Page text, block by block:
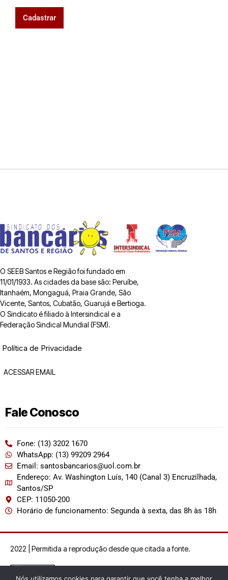
Cadastrar
O SEEB Santos e Região foi fundado em
11/01/1933. As cidades da base são: Peruíbe,
Itanhaém, Mongaguá, Praia Grande, São
Vicente, Santos, Cubatão, Guarujá e Bertioga.
O Sindicato é filiado à Intersindical e a
Federação Sindical Mundial (FSM).
Política de Privacidade
ACESSAR EMAIL
Fale Conosco
Fone: (13) 3202 1670
WhatsApp: (13) 99209 2964
Email: santosbancarios@uol.com.br
Endereço: Av. Washington Luís, 140 (Canal 3) Encruzilhada,
Santos/SP
CEP: 11050-200
Horário de funcionamento: Segunda à sexta, das 8h às 18h
2022 | Permitida a reprodução desde que citada a fonte.